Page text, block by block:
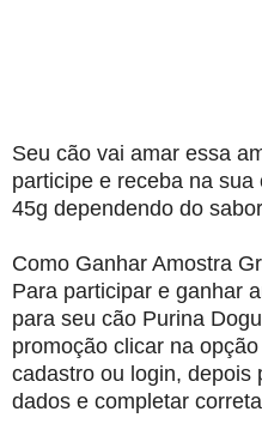
Seu cão vai amar essa
participe e receba na
45g dependendo do
Como Ganhar Amostra
Para participar e ganhar
para seu cão Purina
promoção clicar na
cadastro ou login, depois
dados e completar